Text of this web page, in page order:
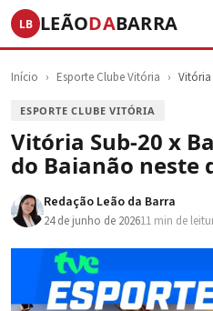
LB LEÃODABARRA
Início › Esporte Clube Vitória ›
ESPORTE CLUBE VITÓRIA
Vitória Sub-20 x
do Baianão neste
Redação Leão da Barra
24 de junho de 202611 min de